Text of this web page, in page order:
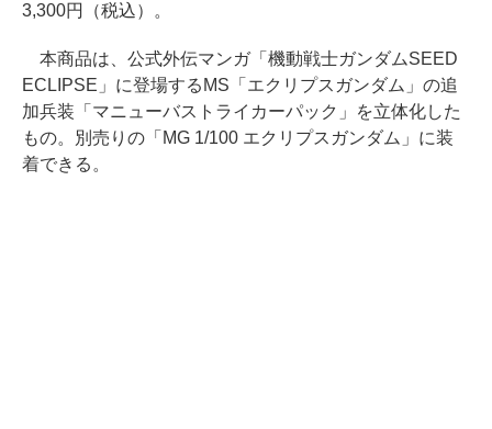
3,300円（税込）。
本商品は、公式外伝マンガ「機動戦士ガンダムSEED
ECLIPSE」に登場するMS「エクリプスガンダム」の追
加兵装「マニューバストライカーパック」を立体化した
もの。別売りの「MG 1/100 エクリプスガンダム」に装
着できる。